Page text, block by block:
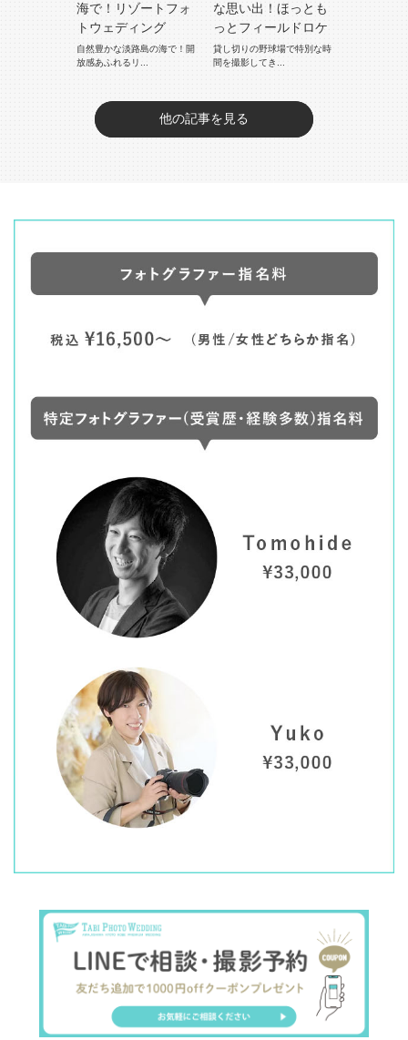
海で！リゾートフォ
トウェディング
自然豊かな淡路島の海で！開
放感あふれるリ...
な思い出！ほっとも
っとフィールドロケ
貸し切りの野球場で特別な時
間を撮影してき...
他の記事を見る
他の記事を見る